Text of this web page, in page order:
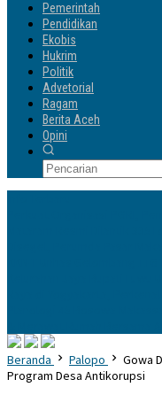
Pemerintah
Pendidikan
Ekobis
Hukrim
Politik
Advetorial
Ragam
Berita Aceh
Opini
Beranda Palopo
Gowa
Program Desa Antikorupsi